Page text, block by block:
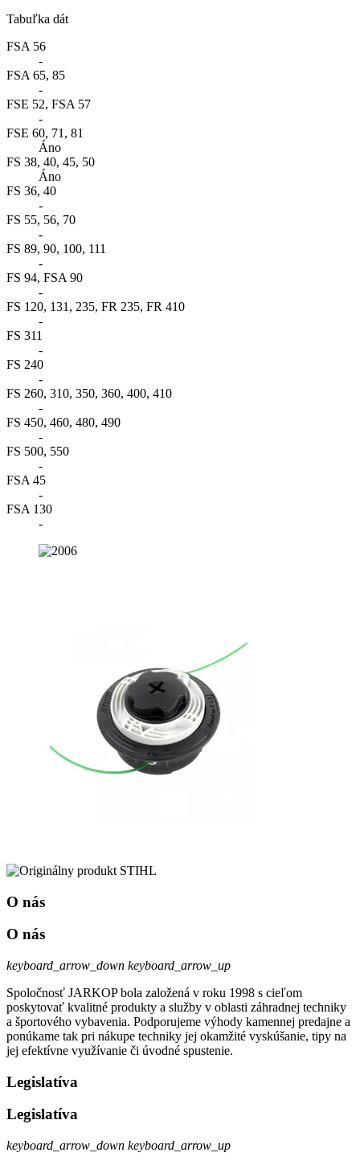
Tabuľka dát
FSA 56
-
FSA 65, 85
-
FSE 52, FSA 57
-
FSE 60, 71, 81
Áno
FS 38, 40, 45, 50
Áno
FS 36, 40
-
FS 55, 56, 70
-
FS 89, 90, 100, 111
-
FS 94, FSA 90
-
FS 120, 131, 235, FR 235, FR 410
-
FS 311
-
FS 240
-
FS 260, 310, 350, 360, 400, 410
-
FS 450, 460, 480, 490
-
FS 500, 550
-
FSA 45
-
FSA 130
-
O nás
O nás
keyboard_arrow_down keyboard_arrow_up
Spoločnosť JARKOP bola založená v roku 1998 s cieľom
poskytovať kvalitné produkty a služby v oblasti záhradnej techniky
a športového vybavenia. Podporujeme výhody kamennej predajne a
ponúkame tak pri nákupe techniky jej okamžité vyskúšanie, tipy na
jej efektívne využívanie či úvodné spustenie.
Legislatíva
Legislatíva
keyboard_arrow_down keyboard_arrow_up